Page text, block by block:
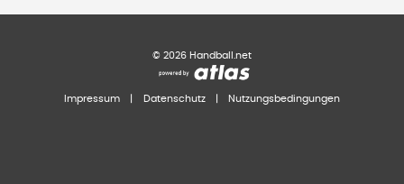
© 2026 Handball.net
Impressum Datenschutz Nutzungsbedingungen